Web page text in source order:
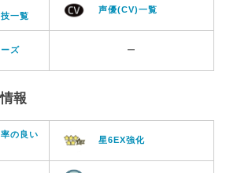
一覧
声優(CV)一覧
ズ ー
報
の良い
星6EX強化